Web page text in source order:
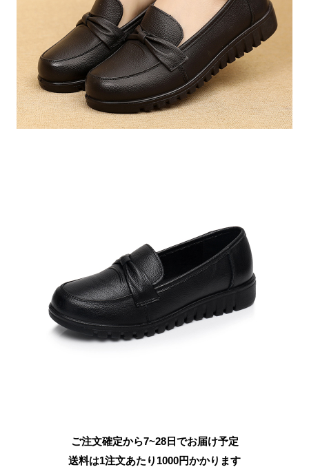
ご注文確定から7~28日でお届け予定
送料は1注文あたり 1000円かかります